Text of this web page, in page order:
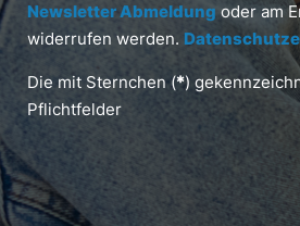
Newsletter Abmeldung oder am
widerrufen werden.
Die mit Sternchen (*)
Pflichtfelder